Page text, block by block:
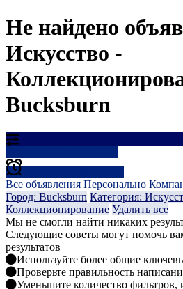
Не найдено
Искусство -
Bucksburn
Все объявления Персонально
Город: Bucksburn Категория:
Коллекционирование Удалить все
Мы не смогли найти никаких
Следующие советы могут помочь
результатов
Используйте более общие
Проверьте правильность
Уменьшите количество фильтров,